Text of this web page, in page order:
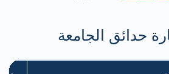
حدائق الجامعة